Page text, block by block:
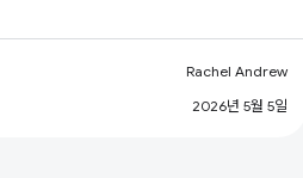
Rachel Andrew
2026년 5월 5일